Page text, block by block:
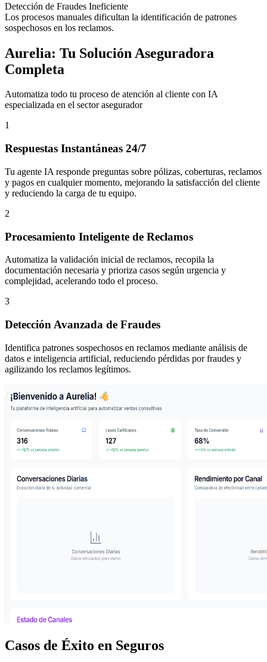
Detección de Fraudes Ineficiente
Los procesos manuales dificultan la identificación de patrones
sospechosos en los reclamos.
Aurelia: Tu Solución Aseguradora
Completa
Automatiza todo tu proceso de atención al cliente con IA
especializada en el sector asegurador
1
Respuestas Instantáneas 24/7
Tu agente IA responde preguntas sobre pólizas, coberturas, reclamos
y pagos en cualquier momento, mejorando la satisfacción del cliente
y reduciendo la carga de tu equipo.
2
Procesamiento Inteligente de Reclamos
Automatiza la validación inicial de reclamos, recopila la
documentación necesaria y prioriza casos según urgencia y
complejidad, acelerando todo el proceso.
3
Detección Avanzada de Fraudes
Identifica patrones sospechosos en reclamos mediante análisis de
datos e inteligencia artificial, reduciendo pérdidas por fraudes y
agilizando los reclamos legítimos.
Casos de Éxito en Seguros